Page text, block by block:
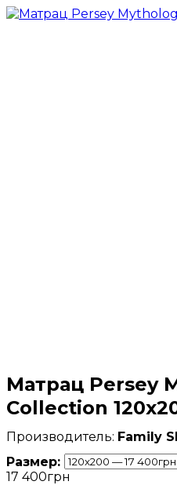
Матрац Persey
Collection
Family
Размер:
17 400грн